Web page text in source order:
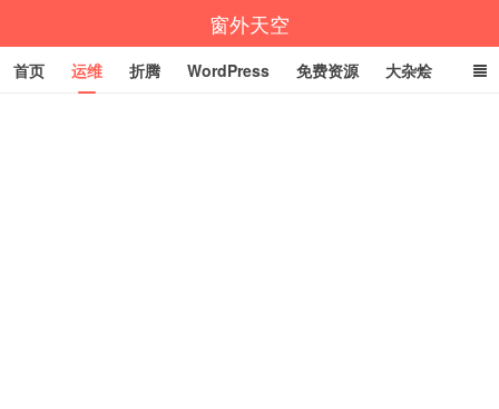
窗外天空
首页 运维 折腾 WordPress 免费资源 大杂烩